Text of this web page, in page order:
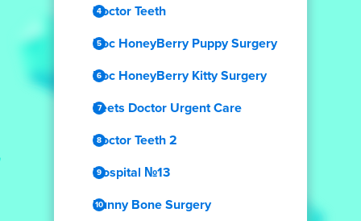
Doctor Teeth
Doc HoneyBerry Puppy Surgery
Doc HoneyBerry Kitty Surgery
Feets Doctor Urgent Care
Doctor Teeth 2
Hospital №13
Funny Bone Surgery